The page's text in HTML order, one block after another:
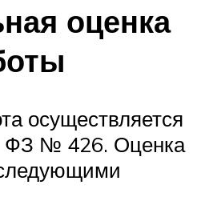
оценка
осуществляется
ФЗ № 426. Оценка